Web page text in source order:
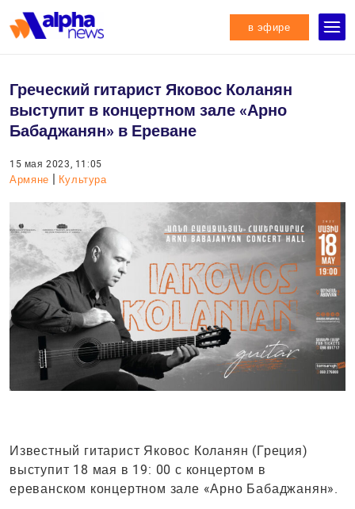
в эфире
Греческий гитарист Яковос Коланян
выступит в концертном зале «Арно
Бабаджанян» в Ереване
15 мая 2023, 11:05
Армяне | Культура
Известный гитарист Яковос Коланян (Греция)
выступит 18 мая в 19: 00 с концертом в
ереванском концертном зале «Арно Бабаджанян».